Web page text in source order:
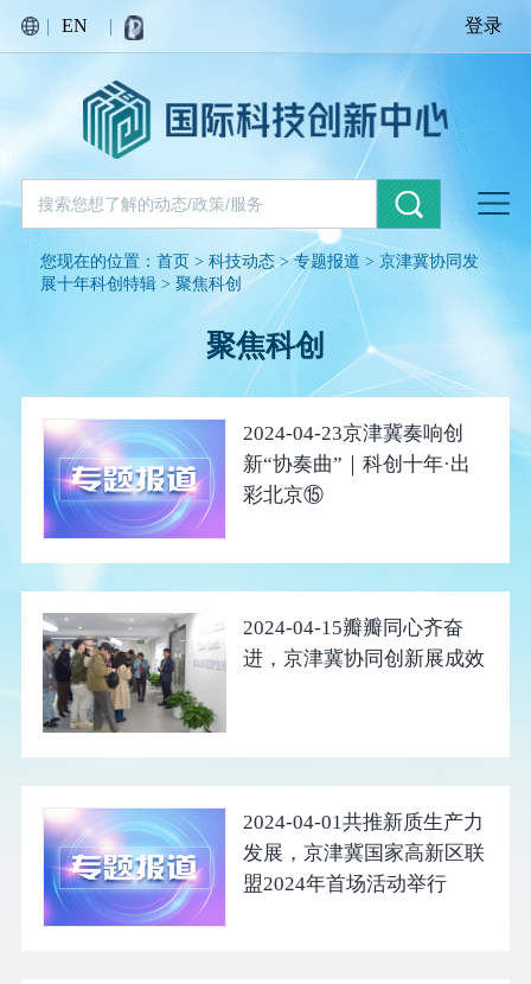
| EN | 登录
您现在的位置：首页 >科技动态>专题报道 >京津冀协同发
展十年科创特辑 >聚焦科创
聚焦科创
2024-04-23京津冀奏响创
新“协奏曲”｜科创十年·出
彩北京⑮
2024-04-15瓣瓣同心齐奋
进，京津冀协同创新展成效
2024-04-01共推新质生产力
发展，京津冀国家高新区联
盟2024年首场活动举行